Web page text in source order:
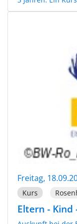
Freitag,
Kurs
Eltern - Kind